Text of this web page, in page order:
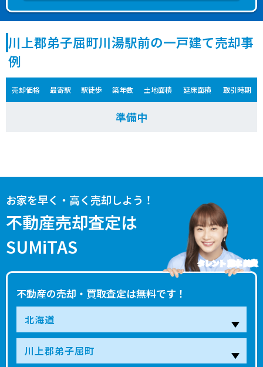
川上郡弟子屈町川湯駅前の一戸建て売却事
例
売却価格 最寄駅 駅徒歩 築年数 土地面積 延床面積 取引時期
準備中
お家を早く・高く売却しよう！
不動産売却査定は
SUMiTAS
不動産の売却・買取査定は無料です！
タレント 藤本 美貴